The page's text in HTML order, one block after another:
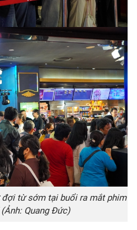
từ sớm tại buổi ra mắt phim
Quang Đức)